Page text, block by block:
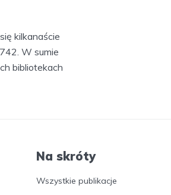
kilkanaście
W sumie
bibliotekach
Na skróty
Wszystkie publikacje